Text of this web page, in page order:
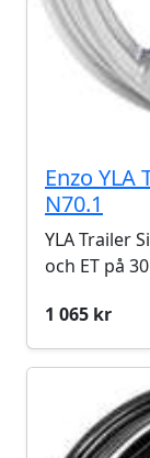
Enzo YLA
N70.1
YLA Trailer
och ET på
1 065 kr